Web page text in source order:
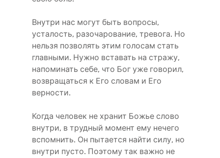
Внутри нас могут быть вопросы,
усталость, разочарование, тревога. Но
нельзя позволять этим голосам стать
главными. Нужно вставать на стражу,
напоминать себе, что Бог уже говорил,
возвращаться к Его словам и Его
верности.
Когда человек не хранит Божье слово
внутри, в трудный момент ему нечего
вспомнить. Он пытается найти силу, но
внутри пусто. Поэтому так важно не